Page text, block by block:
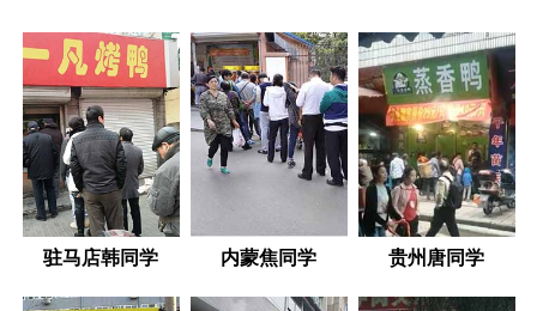
驻马店韩同学 内蒙焦同学 贵州唐同学